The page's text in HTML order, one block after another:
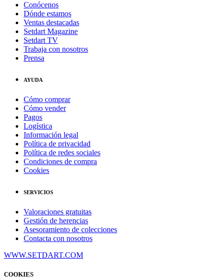
Conócenos
Dónde estamos
Ventas destacadas
Setdart Magazine
Setdart TV
Trabaja con nosotros
Prensa
AYUDA
Cómo comprar
Cómo vender
Pagos
Logística
Información legal
Política de privacidad
Política de redes sociales
Condiciones de compra
Cookies
SERVICIOS
Valoraciones gratuitas
Gestión de herencias
Asesoramiento de colecciones
Contacta con nosotros
WWW.SETDART.COM
COOKIES